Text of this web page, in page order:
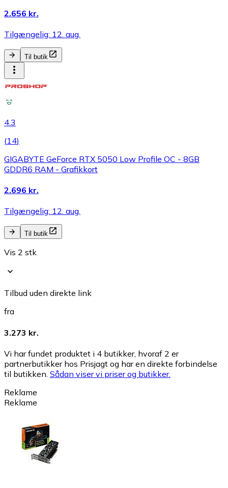
2.656 kr.
Tilgængelig: 12. aug.
Til butik
4.3
(14)
GIGABYTE GeForce RTX 5050 Low Profile OC - 8GB
GDDR6 RAM - Grafikkort
2.696 kr.
Tilgængelig: 12. aug.
Til butik
Vis 2 stk
Tilbud uden direkte link
fra
3.273 kr.
Vi har fundet produktet i 4 butikker, hvoraf 2 er
partnerbutikker hos Prisjagt og har en direkte forbindelse
til butikken. Sådan viser vi priser og butikker.
Reklame
Reklame